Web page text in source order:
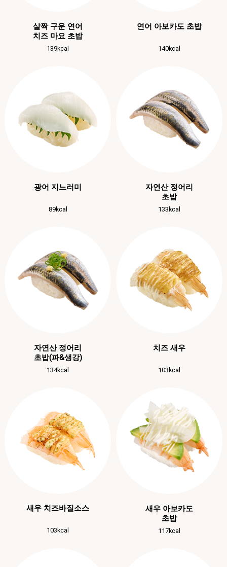
살짝 구운 연어
치즈 마요 초밥
139kcal
연어 아보카도 초밥
140kcal
광어 지느러미
89kcal
자연산 정어리
초밥
133kcal
자연산 정어리
초밥(파&생강)
134kcal
치즈 새우
103kcal
새우 치즈바질소스
103kcal
새우 아보카도
초밥
117kcal